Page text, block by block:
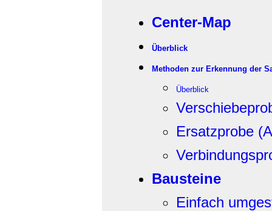
Center-Map
Überblick
Methoden zur Erkennung der
Überblick
Ersatzprobe
Bausteine
Einfach